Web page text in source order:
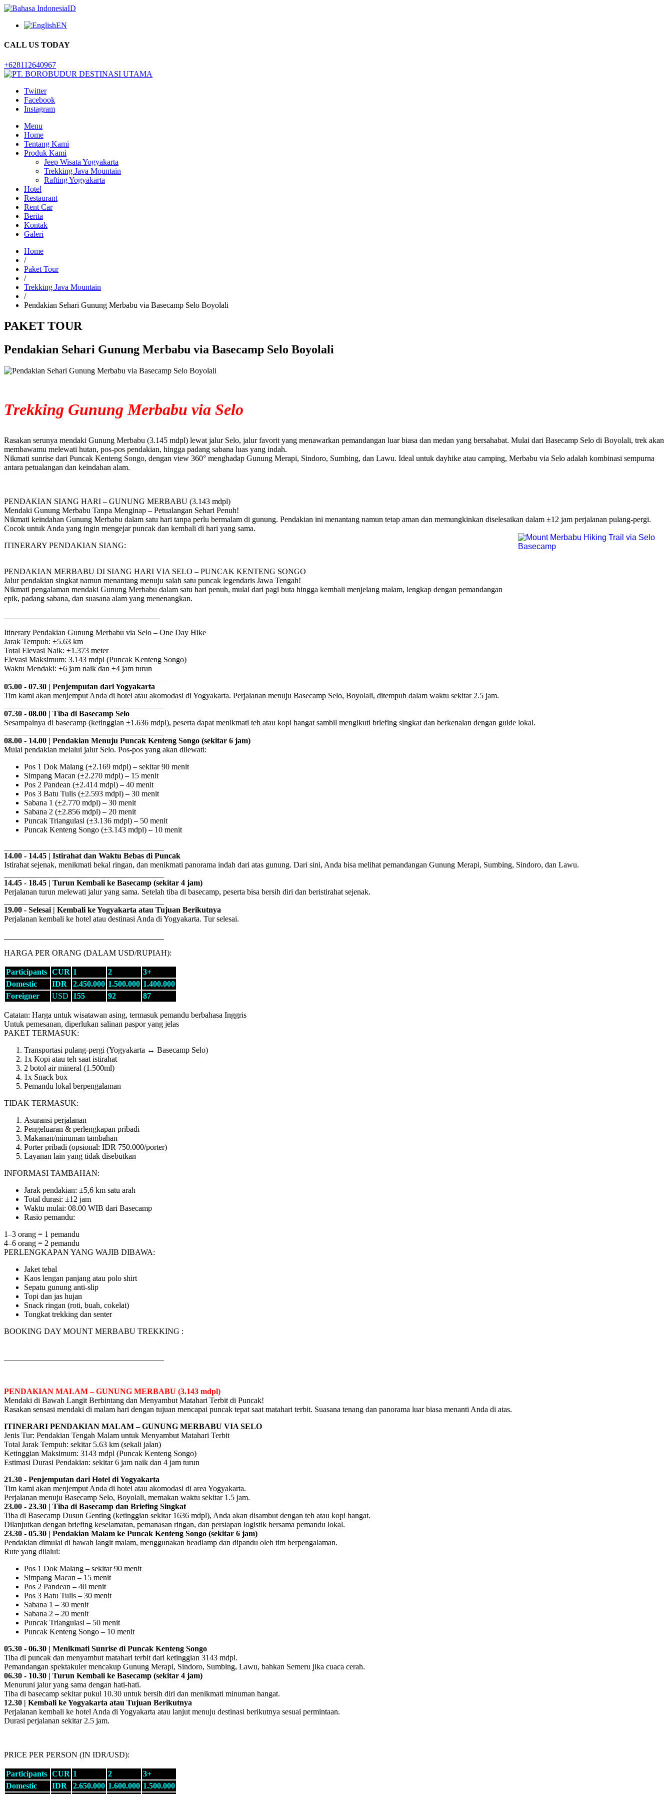
ID
EN
CALL US TODAY
+628112640967
Twitter
Facebook
Instagram
Menu
Home
Tentang Kami
Produk Kami
Jeep Wisata Yogyakarta
Trekking Java Mountain
Rafting Yogyakarta
Hotel
Restaurant
Rent Car
Berita
Kontak
Galeri
Home
/
Paket Tour
/
Trekking Java Mountain
/
Pendakian Sehari Gunung Merbabu via Basecamp Selo Boyolali
PAKET TOUR
Pendakian Sehari Gunung Merbabu via Basecamp Selo Boyolali
Trekking Gunung Merbabu via Selo
Rasakan serunya mendaki Gunung Merbabu (3.145 mdpl) lewat jalur Selo, jalur favorit yang menawarkan pemandangan luar biasa dan medan yang bersahabat. Mulai dari Basecamp Selo di Boyolali, trek akan
membawamu melewati hutan, pos-pos pendakian, hingga padang sabana luas yang indah.
Nikmati sunrise dari Puncak Kenteng Songo, dengan view 360° menghadap Gunung Merapi, Sindoro, Sumbing, dan Lawu. Ideal untuk dayhike atau camping, Merbabu via Selo adalah kombinasi sempurna
antara petualangan dan keindahan alam.
PENDAKIAN SIANG HARI – GUNUNG MERBABU (3.143 mdpl)
Mendaki Gunung Merbabu Tanpa Menginap – Petualangan Sehari Penuh!
Nikmati keindahan Gunung Merbabu dalam satu hari tanpa perlu bermalam di gunung. Pendakian ini menantang namun tetap aman dan memungkinkan diselesaikan dalam ±12 jam perjalanan pulang-pergi.
Cocok untuk Anda yang ingin mengejar puncak dan kembali di hari yang sama.
ITINERARY PENDAKIAN SIANG:
PENDAKIAN MERBABU DI SIANG HARI VIA SELO – PUNCAK KENTENG SONGO
Jalur pendakian singkat namun menantang menuju salah satu puncak legendaris Jawa Tengah!
Nikmati pengalaman mendaki Gunung Merbabu dalam satu hari penuh, mulai dari pagi buta hingga kembali menjelang malam, lengkap dengan pemandangan
epik, padang sabana, dan suasana alam yang menenangkan.
Itinerary Pendakian Gunung Merbabu via Selo – One Day Hike
Jarak Tempuh: ±5.63 km
Total Elevasi Naik: ±1.373 meter
Elevasi Maksimum: 3.143 mdpl (Puncak Kenteng Songo)
Waktu Mendaki: ±6 jam naik dan ±4 jam turun
05.00 - 07.30 | Penjemputan dari Yogyakarta
Tim kami akan menjemput Anda di hotel atau akomodasi di Yogyakarta. Perjalanan menuju Basecamp Selo, Boyolali, ditempuh dalam waktu sekitar 2.5 jam.
07.30 - 08.00 | Tiba di Basecamp Selo
Sesampainya di basecamp (ketinggian ±1.636 mdpl), peserta dapat menikmati teh atau kopi hangat sambil mengikuti briefing singkat dan berkenalan dengan guide lokal.
08.00 - 14.00 | Pendakian Menuju Puncak Kenteng Songo (sekitar 6 jam)
Mulai pendakian melalui jalur Selo. Pos-pos yang akan dilewati:
Pos 1 Dok Malang (±2.169 mdpl) – sekitar 90 menit
Simpang Macan (±2.270 mdpl) – 15 menit
Pos 2 Pandean (±2.414 mdpl) – 40 menit
Pos 3 Batu Tulis (±2.593 mdpl) – 30 menit
Sabana 1 (±2.770 mdpl) – 30 menit
Sabana 2 (±2.856 mdpl) – 20 menit
Puncak Triangulasi (±3.136 mdpl) – 50 menit
Puncak Kenteng Songo (±3.143 mdpl) – 10 menit
14.00 - 14.45 | Istirahat dan Waktu Bebas di Puncak
Istirahat sejenak, menikmati bekal ringan, dan menikmati panorama indah dari atas gunung. Dari sini, Anda bisa melihat pemandangan Gunung Merapi, Sumbing, Sindoro, dan Lawu.
14.45 - 18.45 | Turun Kembali ke Basecamp (sekitar 4 jam)
Perjalanan turun melewati jalur yang sama. Setelah tiba di basecamp, peserta bisa bersih diri dan beristirahat sejenak.
19.00 - Selesai | Kembali ke Yogyakarta atau Tujuan Berikutnya
Perjalanan kembali ke hotel atau destinasi Anda di Yogyakarta. Tur selesai.
HARGA PER ORANG (DALAM USD/RUPIAH):
Participants CUR 1 2
3+
Domestic
IDR 2.450.000 1.500.000 1.400.000
Foreigner
USD 155 92 87
Catatan: Harga untuk wisatawan asing, termasuk pemandu berbahasa Inggris
Untuk pemesanan, diperlukan salinan paspor yang jelas
PAKET TERMASUK:
Transportasi pulang-pergi (Yogyakarta ↔ Basecamp Selo)
1x Kopi atau teh saat istirahat
2 botol air mineral (1.500ml)
1x Snack box
Pemandu lokal berpengalaman
TIDAK TERMASUK:
Asuransi perjalanan
Pengeluaran & perlengkapan pribadi
Makanan/minuman tambahan
Porter pribadi (opsional: IDR 750.000/porter)
Layanan lain yang tidak disebutkan
INFORMASI TAMBAHAN:
Jarak pendakian: ±5,6 km satu arah
Total durasi: ±12 jam
Waktu mulai: 08.00 WIB dari Basecamp
Rasio pemandu:
1–3 orang = 1 pemandu
4–6 orang = 2 pemandu
PERLENGKAPAN YANG WAJIB DIBAWA:
Jaket tebal
Kaos lengan panjang atau polo shirt
Sepatu gunung anti-slip
Topi dan jas hujan
Snack ringan (roti, buah, cokelat)
Tongkat trekking dan senter
BOOKING DAY MOUNT MERBABU TREKKING :
PENDAKIAN MALAM – GUNUNG MERBABU (3.143 mdpl)
Mendaki di Bawah Langit Berbintang dan Menyambut Matahari Terbit di Puncak!
Rasakan sensasi mendaki di malam hari dengan tujuan mencapai puncak tepat saat matahari terbit. Suasana tenang dan panorama luar biasa menanti Anda di atas.
ITINERARI PENDAKIAN MALAM – GUNUNG MERBABU VIA SELO
Jenis Tur: Pendakian Tengah Malam untuk Menyambut Matahari Terbit
Total Jarak Tempuh: sekitar 5.63 km (sekali jalan)
Ketinggian Maksimum: 3143 mdpl (Puncak Kenteng Songo)
Estimasi Durasi Pendakian: sekitar 6 jam naik dan 4 jam turun
21.30 - Penjemputan dari Hotel di Yogyakarta
Tim kami akan menjemput Anda di hotel atau akomodasi di area Yogyakarta.
Perjalanan menuju Basecamp Selo, Boyolali, memakan waktu sekitar 1.5 jam.
23.00 - 23.30 | Tiba di Basecamp dan Briefing Singkat
Tiba di Basecamp Dusun Genting (ketinggian sekitar 1636 mdpl), Anda akan disambut dengan teh atau kopi hangat.
Dilanjutkan dengan briefing keselamatan, pemanasan ringan, dan persiapan logistik bersama pemandu lokal.
23.30 - 05.30 | Pendakian Malam ke Puncak Kenteng Songo (sekitar 6 jam)
Pendakian dimulai di bawah langit malam, menggunakan headlamp dan dipandu oleh tim berpengalaman.
Rute yang dilalui:
Pos 1 Dok Malang – sekitar 90 menit
Simpang Macan – 15 menit
Pos 2 Pandean – 40 menit
Pos 3 Batu Tulis – 30 menit
Sabana 1 – 30 menit
Sabana 2 – 20 menit
Puncak Triangulasi – 50 menit
Puncak Kenteng Songo – 10 menit
05.30 - 06.30 | Menikmati Sunrise di Puncak Kenteng Songo
Tiba di puncak dan menyambut matahari terbit dari ketinggian 3143 mdpl.
Pemandangan spektakuler mencakup Gunung Merapi, Sindoro, Sumbing, Lawu, bahkan Semeru jika cuaca cerah.
06.30 - 10.30 | Turun Kembali ke Basecamp (sekitar 4 jam)
Menuruni jalur yang sama dengan hati-hati.
Tiba di basecamp sekitar pukul 10.30 untuk bersih diri dan menikmati minuman hangat.
12.30 | Kembali ke Yogyakarta atau Tujuan Berikutnya
Perjalanan kembali ke hotel Anda di Yogyakarta atau lanjut menuju destinasi berikutnya sesuai permintaan.
Durasi perjalanan sekitar 2.5 jam.
PRICE PER PERSON (IN IDR/USD):
Participants CUR 1 2
3+
Domestic
IDR 2.650.000 1.600.000 1.500.000